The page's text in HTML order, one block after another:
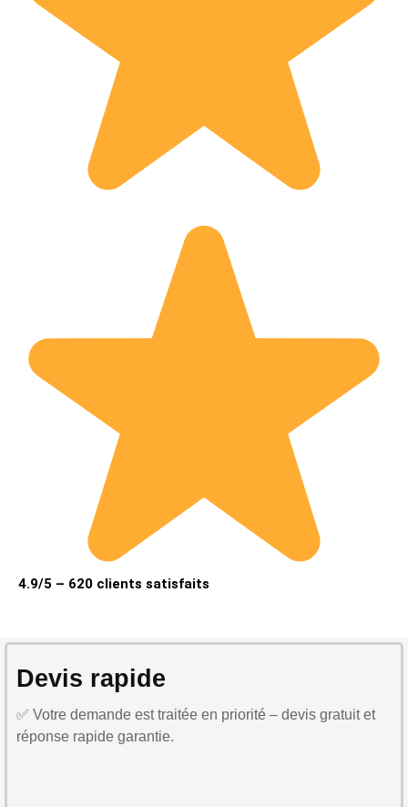
4.9/5 – 620 clients satisfaits
Devis rapide
✅ Votre demande est traitée en priorité – devis gratuit et
réponse rapide garantie.